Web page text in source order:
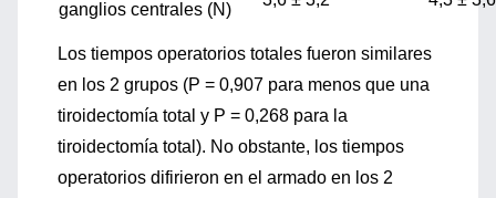
ganglios centrales (N)
Los tiempos operatorios totales fueron similares
en los 2 grupos (P = 0,907 para menos que una
tiroidectomía total y P = 0,268 para la
tiroidectomía total). No obstante, los tiempos
operatorios difirieron en el armado en los 2